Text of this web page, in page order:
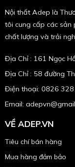
Nội thất Adep là
tôi cung cấp các
chất lượng và trải
Địa Chỉ : 161 Ngọc
Địa Chỉ : 58 đường
Điện thoại: 0826
Email:
VỀ ADEP.VN
Tiêu chí bán hàng
Mua hàng đảm bảo